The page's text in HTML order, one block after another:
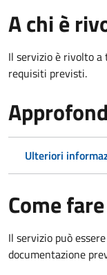
A chi è
Il servizio è rivolto
requisiti previsti.
Ulteriori
Come fare
Il servizio può
documentazione